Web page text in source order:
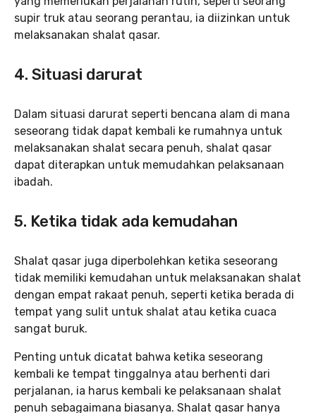
supir truk atau seorang perantau, ia diizinkan untuk
melaksanakan shalat qasar.
4. Situasi darurat
Dalam situasi darurat seperti bencana alam di mana
seseorang tidak dapat kembali ke rumahnya untuk
melaksanakan shalat secara penuh, shalat qasar
dapat diterapkan untuk memudahkan pelaksanaan
ibadah.
5. Ketika tidak ada kemudahan
Shalat qasar juga diperbolehkan ketika seseorang
tidak memiliki kemudahan untuk melaksanakan shalat
dengan empat rakaat penuh, seperti ketika berada di
tempat yang sulit untuk shalat atau ketika cuaca
sangat buruk.
Penting untuk dicatat bahwa ketika seseorang
kembali ke tempat tinggalnya atau berhenti dari
perjalanan, ia harus kembali ke pelaksanaan shalat
penuh sebagaimana biasanya. Shalat qasar hanya